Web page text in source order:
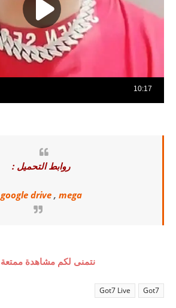
روابط التحميل :
google drive, mega
نتمنى لكم مشاهدة ممتعة
Got7
Got7 Live